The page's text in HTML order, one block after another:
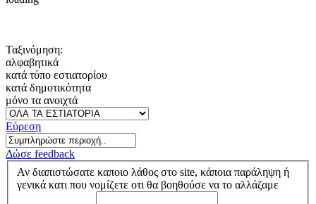
Ταξινόμηση:
αλφαβητικά
κατά τύπο εστιατορίου
κατά δημοτικότητα
μόνο τα ανοιχτά
Εύρεση
Δώσε feedback
Αν διαπιστώσατε καποιο λάθος στο site, κάποια παράληψη ή
γενικά κατι που νομίζετε οτι θα βοηθούσε να το αλλάζαμε